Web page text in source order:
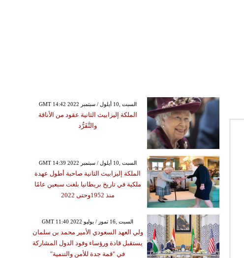
GMT 14:42 2022 السبت ,10 أيلول / سبتمبر
الملكة إليزابيث الثانية عقود من الأناقة
والتَّفَرُّد
GMT 14:39 2022 السبت ,10 أيلول / سبتمبر
الملكة إليزابيث الثانية صاحبة أطول عهدة
ملكية في تاريخ بريطانيا بلغت سبعين عامًا
منذ 1952وحتى 2022
GMT 11:40 2022 السبت ,16 تموز / يوليو
ولي العهد السعودي الأمير محمد بن سلمان
يستقبل قادة ورؤساء وفود الدول المشاركة
في "قمة جدة للأمن والتنمية"